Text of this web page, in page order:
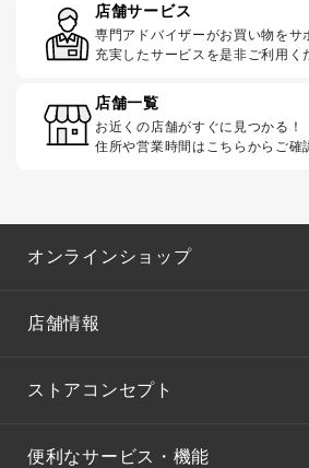
店舗サービス
専門アドバイザーがお買い物をサ
充実したサービスを是非ご利用く
店舗一覧
お近くの店舗がすぐに見つかる！
住所や営業時間はこちらからご確
オンラインショップ
店舗情報
ストアコンセプト
便利なサービス・機能